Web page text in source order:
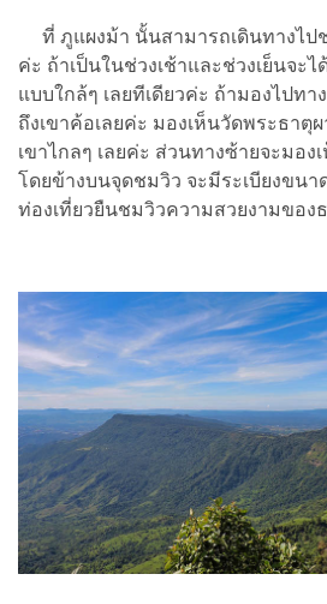
ที่ ภูแผงม้า นั้นสามารถเดินทางไป
ค่ะ ถ้าเป็นในช่วงเช้าและช่วงเย็นจะ
แบบใกล้ๆ เลยทีเดียวค่ะ ถ้ามองไปทา
ถึงเขาค้อเลยค่ะ มองเห็นวัดพระธา
เขาไกลๆ เลยค่ะ ส่วนทางซ้ายจะมอ
โดยข้างบนจุดชมวิว จะมีระเบียงขน
ท่องเที่ยวยืนชมวิวความสวยงามของ